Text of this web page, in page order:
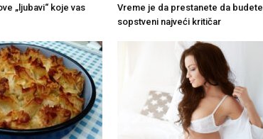
„ljubavi“ koje vas
Vreme je da prestanete da budete
sopstveni najveći kritičar